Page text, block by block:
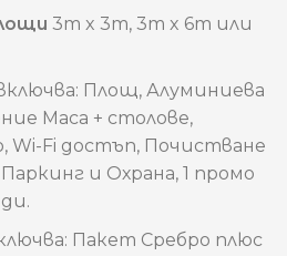
3m x 3m, 3m x 6m или
Площ, Алуминиева
Маса + столове,
Wi-Fi достъп, Почистване
и Охрана, 1 промо
Пакет Сребро плюс